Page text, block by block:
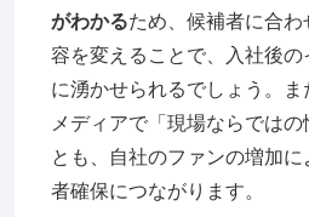
がわかるため、候補者に合
容を変えることで、入社後の
に湧かせられるでしょう。
メディアで「現場ならでは
とも、自社のファンの増加
者確保につながります。